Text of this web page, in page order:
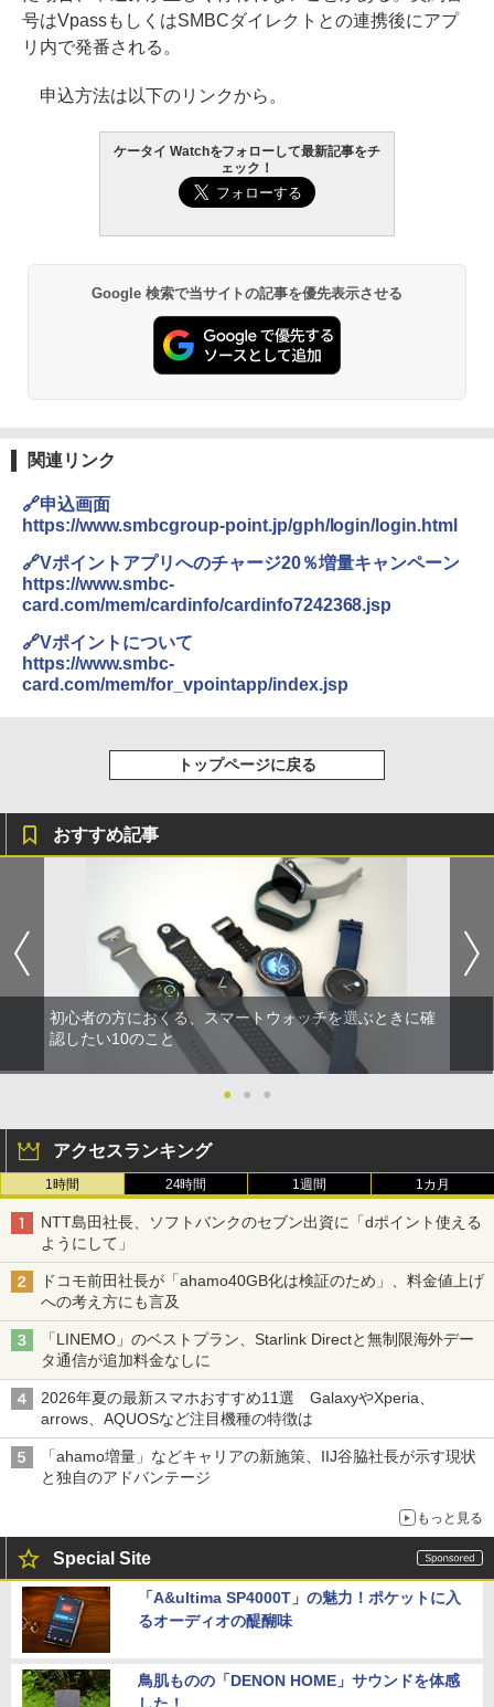
号はVpassもしくはSMBCダイレクトとの連携後にアプ
リ内で発番される。
申込方法は以下のリンクから。
ケータイ Watchをフォローして最新記事をチ
ェック！
Google 検索で当サイトの記事を優先表示させる
関連リンク
🔗申込画面
https://www.smbcgroup-point.jp/gph/login/login.html
🔗Vポイントアプリへのチャージ20％増量キャンペーン
https://www.smbc-
card.com/mem/cardinfo/cardinfo7242368.jsp
🔗Vポイントについて
https://www.smbc-
card.com/mem/for_vpointapp/index.jsp
トップページに戻る
おすすめ記事
初心者の方におくる、スマートウォッチを選ぶときに確
認したい10のこと
● ● ●
アクセスランキング
1時間 24時間 1週間 1カ月
NTT島田社長、ソフトバンクのセブン出資に「dポイント使える
ようにして」
ドコモ前田社長が「ahamo40GB化は検証のため」、料金値上げ
への考え方にも言及
「LINEMO」のベストプラン、Starlink Directと無制限海外デー
タ通信が追加料金なしに
2026年夏の最新スマホおすすめ11選 GalaxyやXperia、
arrows、AQUOSなど注目機種の特徴は
「ahamo増量」などキャリアの新施策、IIJ谷脇社長が示す現状
と独自のアドバンテージ
もっと見る
Special Site
「A&ultima SP4000T」の魅力！ポケットに入
るオーディオの醍醐味
鳥肌ものの「DENON HOME」サウンドを体感